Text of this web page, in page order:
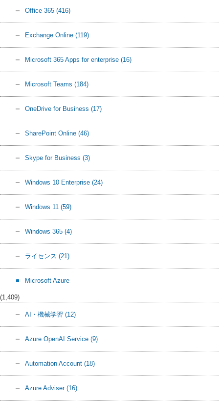
Office 365 (416)
Exchange Online (119)
Microsoft 365 Apps for enterprise (16)
Microsoft Teams (184)
OneDrive for Business (17)
SharePoint Online (46)
Skype for Business (3)
Windows 10 Enterprise (24)
Windows 11 (59)
Windows 365 (4)
ライセンス (21)
Microsoft Azure
(1,409)
AI・機械学習 (12)
Azure OpenAI Service (9)
Automation Account (18)
Azure Adviser (16)